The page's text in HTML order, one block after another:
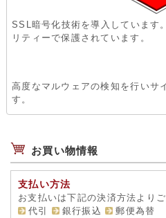
SSL暗号化技術を導入しています
リティーで保護されています。
高度なマルウェアの検知を行いサ
す。
お買い物情報
支払い方法
お支払いは下記の決済方法より
代引
銀行振込
郵便為替